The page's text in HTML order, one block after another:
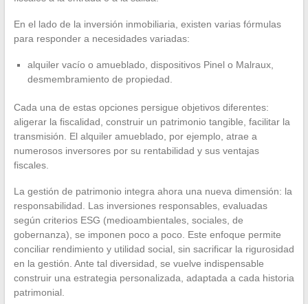
En el lado de la inversión inmobiliaria, existen varias fórmulas
para responder a necesidades variadas:
alquiler vacío o amueblado, dispositivos Pinel o Malraux,
desmembramiento de propiedad.
Cada una de estas opciones persigue objetivos diferentes:
aligerar la fiscalidad, construir un patrimonio tangible, facilitar la
transmisión. El alquiler amueblado, por ejemplo, atrae a
numerosos inversores por su rentabilidad y sus ventajas
fiscales.
La gestión de patrimonio integra ahora una nueva dimensión: la
responsabilidad. Las inversiones responsables, evaluadas
según criterios ESG (medioambientales, sociales, de
gobernanza), se imponen poco a poco. Este enfoque permite
conciliar rendimiento y utilidad social, sin sacrificar la rigurosidad
en la gestión. Ante tal diversidad, se vuelve indispensable
construir una estrategia personalizada, adaptada a cada historia
patrimonial.